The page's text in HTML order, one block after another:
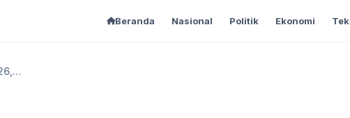
Beranda Nasional Politik Ekonomi
STIMULUS EKONOMI RP26,34 TRILIUN DISAHKAN, PRESIDE...